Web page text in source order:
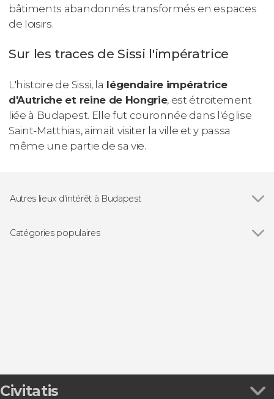
bâtiments abandonnés transformés en espaces
de loisirs.
Sur les traces de Sissi l'impératrice
L'histoire de Sissi, la légendaire impératrice
d'Autriche et reine de Hongrie, est étroitement
liée à Budapest. Elle fut couronnée dans l'église
Saint-Matthias, aimait visiter la ville et y passa
même une partie de sa vie.
Autres lieux d'intérêt à Budapest
Pont des Chaînes
Catégories populaires
Civitatis